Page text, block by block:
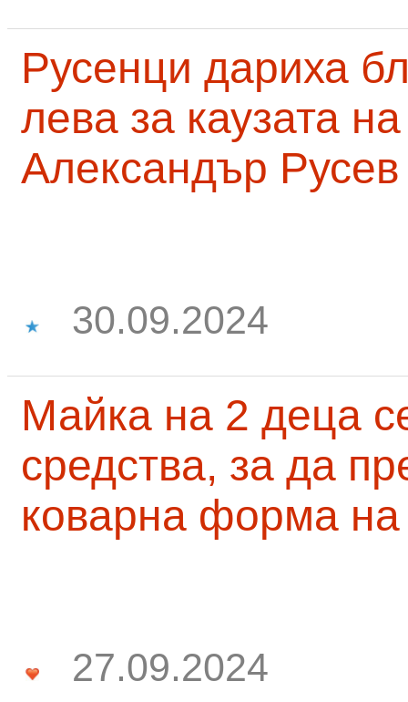
Русенци дариха
лева за каузата
Александър Русев
30.09.2024
Майка на 2 деца
средства, за да
коварна форма на
27.09.2024